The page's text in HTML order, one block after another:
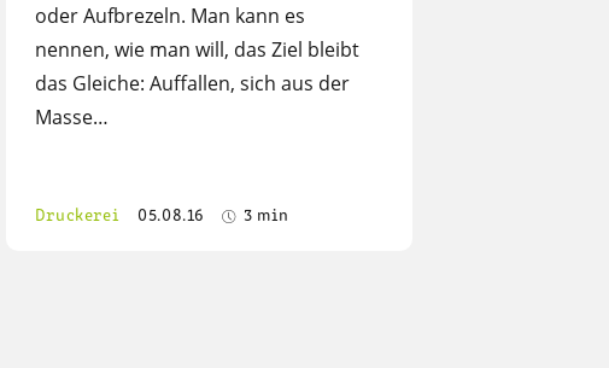
oder Aufbrezeln. Man kann es
nennen, wie man will, das Ziel bleibt
das Gleiche: Auffallen, sich aus der
Masse…
Druckerei 05.08.16 3 min